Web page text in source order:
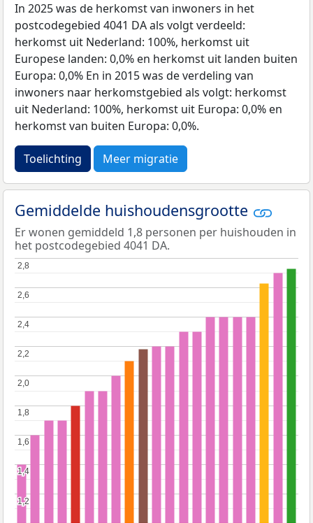
In 2025 was de herkomst van inwoners in het
postcodegebied 4041 DA als volgt verdeeld:
herkomst uit Nederland: 100%, herkomst uit
Europese landen: 0,0% en herkomst uit landen buiten
Europa: 0,0% En in 2015 was de verdeling van
inwoners naar herkomstgebied als volgt: herkomst
uit Nederland: 100%, herkomst uit Europa: 0,0% en
herkomst van buiten Europa: 0,0%.
Toelichting Meer migratie
Gemiddelde huishoudensgrootte
Er wonen gemiddeld 1,8 personen per huishouden in
het postcodegebied 4041 DA.
1,2
1,2
1,4
1,4
1,6
1,6
1,8
1,8
2,0
2,0
2,2
2,2
2,4
2,4
2,6
2,6
2,8
2,8